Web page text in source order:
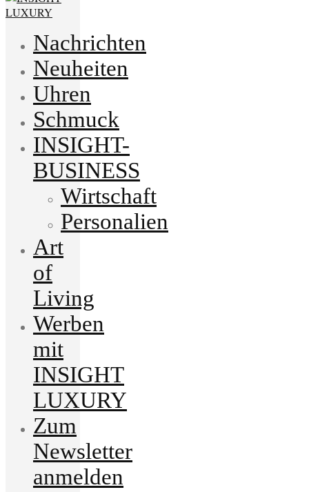
Nachrichten
Neuheiten
Uhren
Schmuck
INSIGHT-
BUSINESS
Wirtschaft
Personalien
Art
of
Living
Werben
mit
INSIGHT
LUXURY
Zum
Newsletter
anmelden